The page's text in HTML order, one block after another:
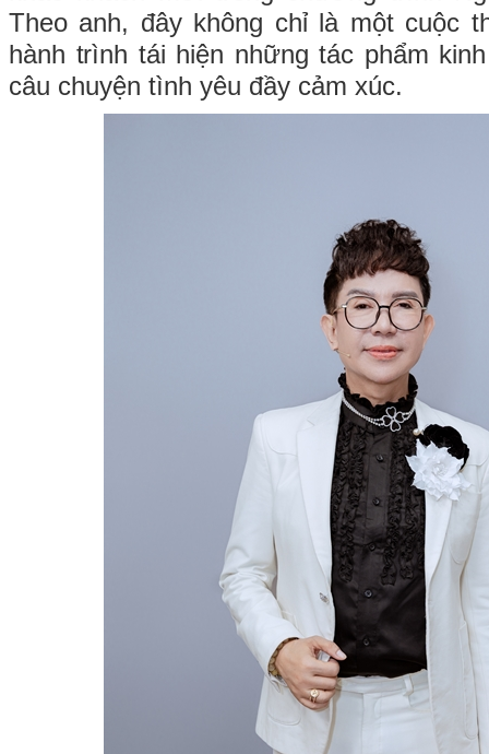
Theo anh, đây không chỉ là một cuộc
hành trình tái hiện những tác phẩm
câu chuyện tình yêu đầy cảm xúc.